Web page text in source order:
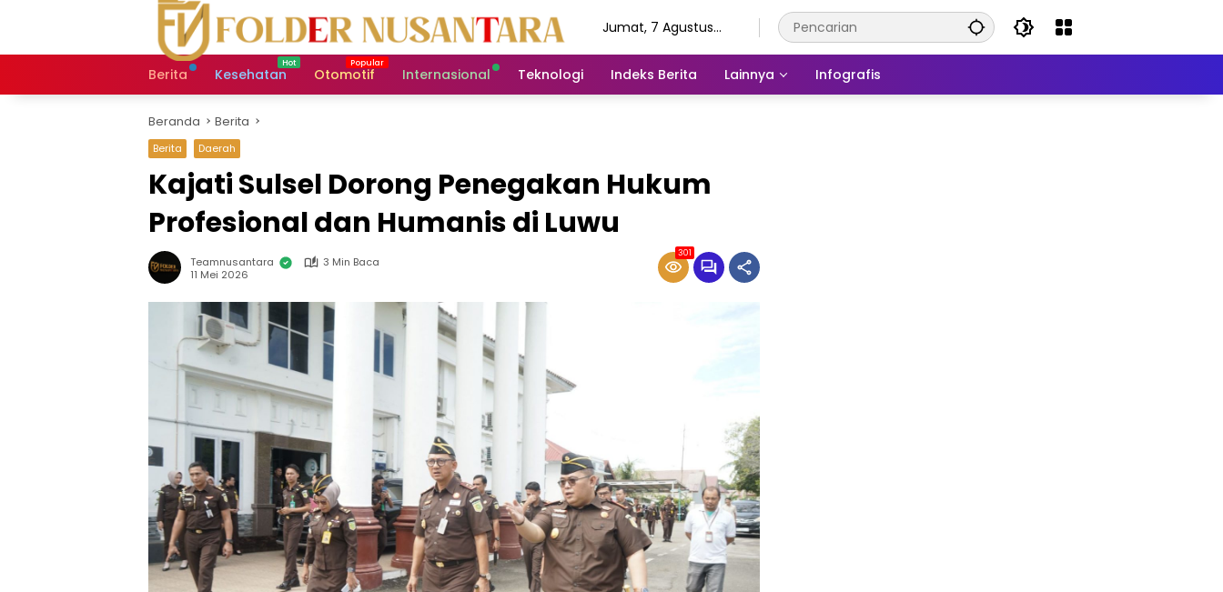
Jumat, 7 Agustus
Berita
Kesehatan Otomotif Internasional Teknologi Indeks Berita Lainnya Infografis
Beranda Berita
Berita Daerah
Kajati Sulsel Dorong Penegakan Hukum
Profesional dan Humanis di Luwu
Teamnusantara
3 Min Baca
11 Mei 2026
301